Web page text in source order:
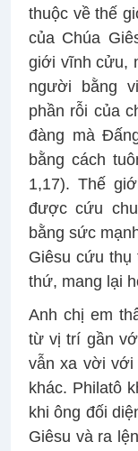
thuộc về thế
của Chúa
giới vĩnh cửu,
người bằng
phần rỗi của
đàng mà
bằng cách
1,17). Thế
được cứu
bằng sức
Giêsu cứu
thứ, mang lại
Anh chị em
từ vị trí gần
vẫn xa vời
khác. Philatô
khi ông đối
Giêsu và ra